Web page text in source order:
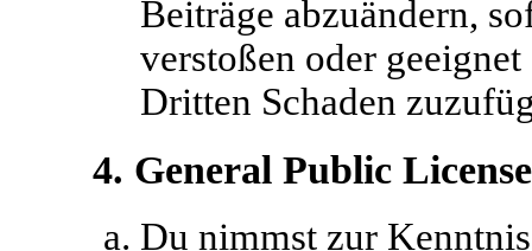
Beiträge abzuändern,
verstoßen oder
Dritten Schaden
4. General Public License
Du nimmst zur